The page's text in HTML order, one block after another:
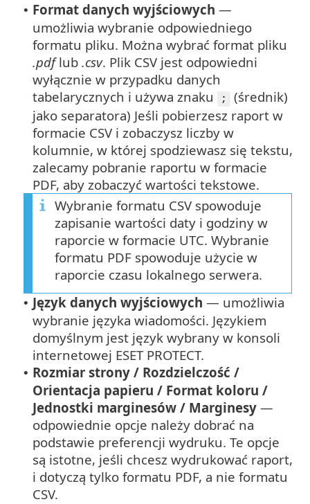
• Format danych wyjściowych —
umożliwia wybranie odpowiedniego
formatu pliku. Można wybrać format pliku
.pdflub .csv. Plik CSV jest odpowiedni
wyłącznie w przypadku danych
tabelarycznych i używa znaku
;
(średnik)
jako separatora) Jeśli pobierzesz raport w
formacie CSV i zobaczysz liczby w
kolumnie, w której spodziewasz się tekstu,
zalecamy pobranie raportu w formacie
PDF, aby zobaczyć wartości tekstowe.
Wybranie formatu CSV spowoduje
zapisanie wartości daty i godziny w
raporcie w formacie UTC. Wybranie
formatu PDF spowoduje użycie w
raporcie czasu lokalnego serwera.
• Język danych wyjściowych — umożliwia
wybranie języka wiadomości. Językiem
domyślnym jest język wybrany w konsoli
internetowej ESET PROTECT.
• Rozmiar strony / Rozdzielczość /
Orientacja papieru / Format koloru /
Jednostki marginesów / Marginesy —
odpowiednie opcje należy dobrać na
podstawie preferencji wydruku. Te opcje
są istotne, jeśli chcesz wydrukować raport,
i dotyczą tylko formatu PDF, a nie formatu
CSV.